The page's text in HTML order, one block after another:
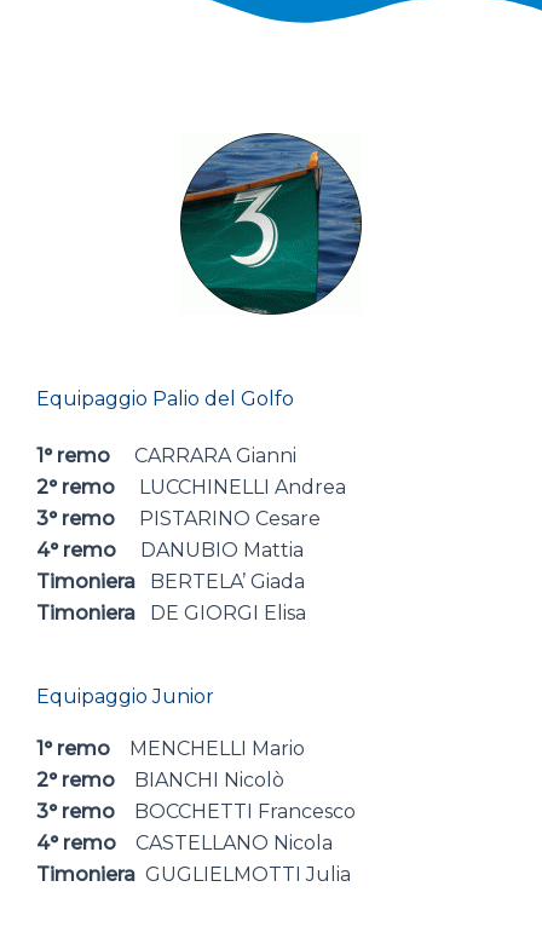
Equipaggio Palio del Golfo
1° remo CARRARA Gianni
2° remo
LUCCHINELLI Andrea
3° remo
PISTARINO Cesare
4° remo
DANUBIO Mattia
Timoniera
BERTELA’ Giada
Timoniera
DE GIORGI Elisa
Equipaggio Junior
1° remo MENCHELLI Mario
2° remo
BIANCHI Nicolò
3° remo BOCCHETTI Francesco
4° remo CASTELLANO Nicola
Timoniera GUGLIELMOTTI Julia